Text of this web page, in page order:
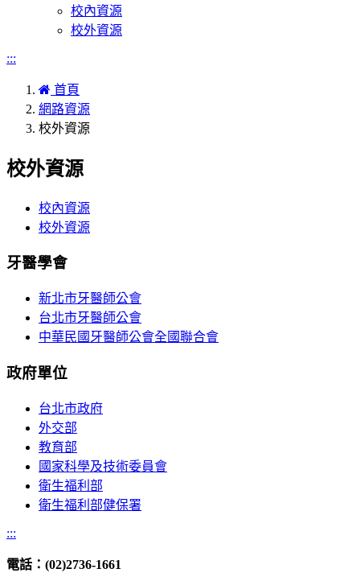
校內資源
校外資源
:::
首頁
網路資源
校外資源
校外資源
校內資源
校外資源
牙醫學會
新北市牙醫師公會
台北市牙醫師公會
中華民國牙醫師公會全國聯合會
政府單位
台北市政府
外交部
教育部
國家科學及技術委員會
衛生福利部
衛生福利部健保署
:::
電話：(02)2736-1661